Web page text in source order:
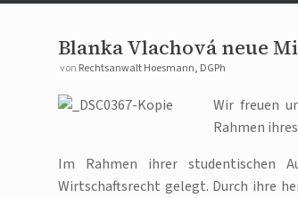
Blanka Vlachová neue
von Rechtsanwalt Hoesmann, DGPh
Wir freuen
Rahmen
Im Rahmen ihrer studentischen
Wirtschaftsrecht gelegt. Durch ihre